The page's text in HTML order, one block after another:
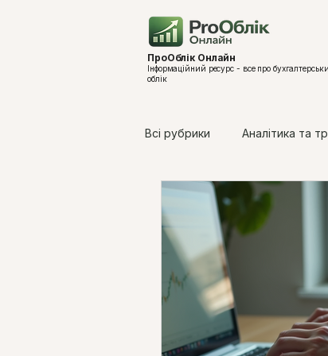
ПроОблік Онлайн
Інформаційний ресурс - все про
облік
Всі рубрики Аналітика та
Законодавчі зміни 2026